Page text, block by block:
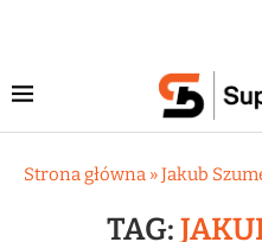
Strona główna »Jakub
TAG: